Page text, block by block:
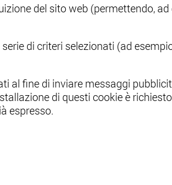
del sito web (permettendo, ad
di criteri selezionati (ad
al fine di inviare messaggi
di questi cookie è
espresso.